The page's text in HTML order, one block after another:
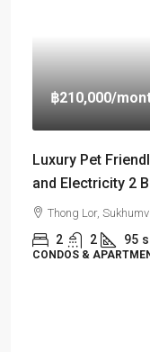
฿210,000/
Luxury Pet
and Electricity 2
Thong Lor,
2 2 95
CONDOS &